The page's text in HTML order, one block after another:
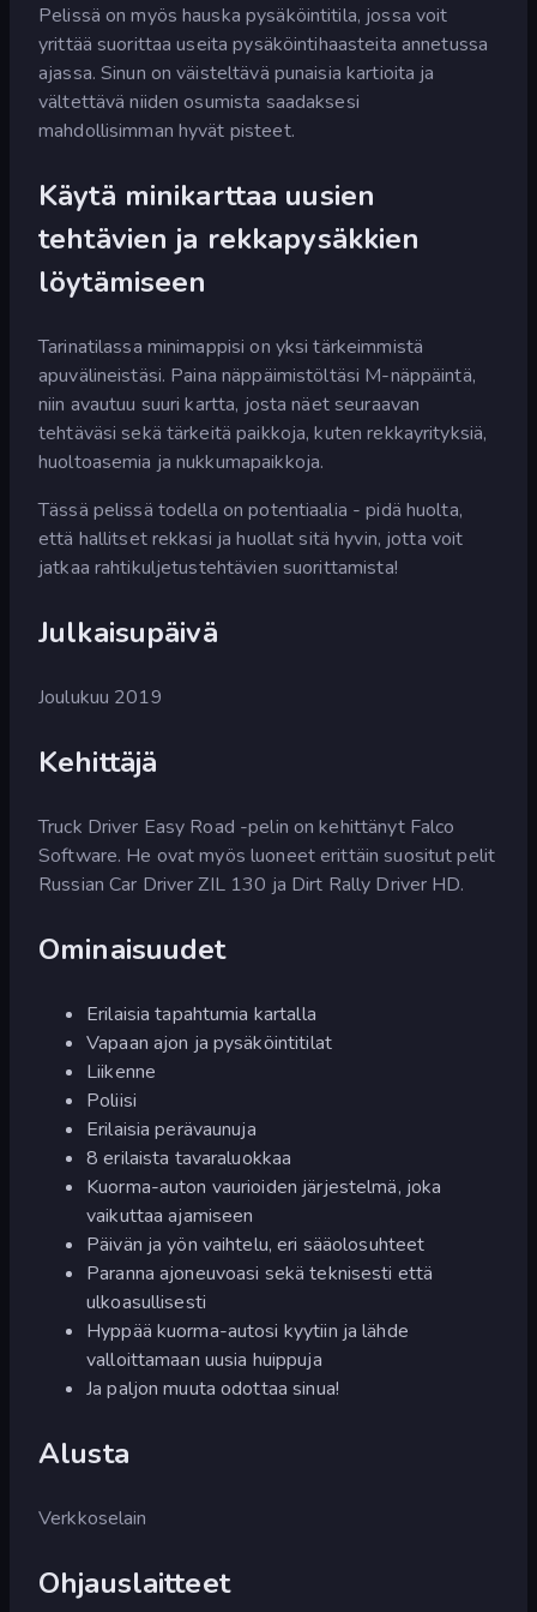
Pelissä on myös hauska pysäköintitila, jossa voit
yrittää suorittaa useita pysäköintihaasteita annetussa
ajassa. Sinun on väisteltävä punaisia kartioita ja
vältettävä niiden osumista saadaksesi
mahdollisimman hyvät pisteet.
Käytä minikarttaa uusien
tehtävien ja rekkapysäkkien
löytämiseen
Tarinatilassa minimappisi on yksi tärkeimmistä
apuvälineistäsi. Paina näppäimistöltäsi M-näppäintä,
niin avautuu suuri kartta, josta näet seuraavan
tehtäväsi sekä tärkeitä paikkoja, kuten rekkayrityksiä,
huoltoasemia ja nukkumapaikkoja.
Tässä pelissä todella on potentiaalia - pidä huolta,
että hallitset rekkasi ja huollat sitä hyvin, jotta voit
jatkaa rahtikuljetustehtävien suorittamista!
Julkaisupäivä
Joulukuu 2019
Kehittäjä
Truck Driver Easy Road -pelin on kehittänyt Falco
Software. He ovat myös luoneet erittäin suositut pelit
Russian Car Driver ZIL 130 ja Dirt Rally Driver HD.
Ominaisuudet
Erilaisia tapahtumia kartalla
Vapaan ajon ja pysäköintitilat
Liikenne
Poliisi
Erilaisia perävaunuja
8 erilaista tavaraluokkaa
Kuorma-auton vaurioiden järjestelmä, joka
vaikuttaa ajamiseen
Päivän ja yön vaihtelu, eri sääolosuhteet
Paranna ajoneuvoasi sekä teknisesti että
ulkoasullisesti
Hyppää kuorma-autosi kyytiin ja lähde
valloittamaan uusia huippuja
Ja paljon muuta odottaa sinua!
Alusta
Verkkoselain
Ohjauslaitteet